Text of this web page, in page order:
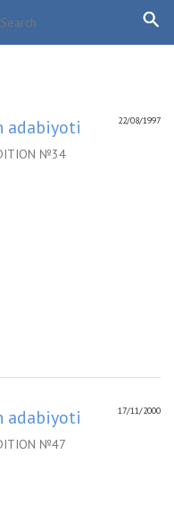
22/08/1997
adabiyoti
№34
17/11/2000
adabiyoti
№47